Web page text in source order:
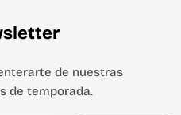
de nuestras
de temporada.